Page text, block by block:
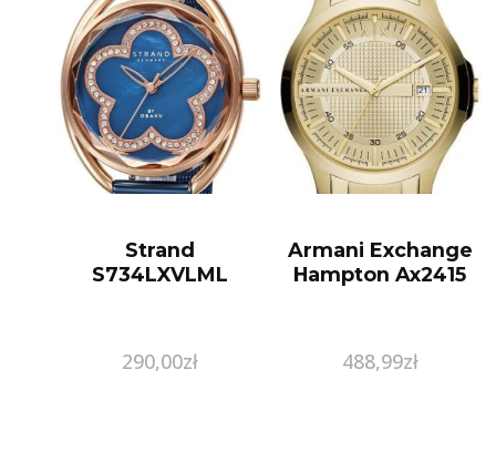
Strand
S734LXVLML
290,00zł
Armani Exchange
Hampton Ax2415
488,99zł